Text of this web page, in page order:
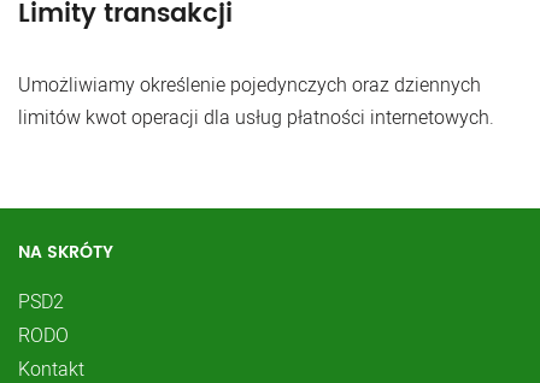
Limity transakcji
Umożliwiamy określenie pojedynczych oraz dziennych
limitów kwot operacji dla usług płatności internetowych.
NA SKRÓTY
PSD2
RODO
Kontakt